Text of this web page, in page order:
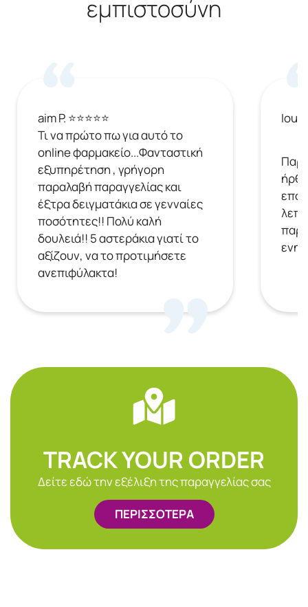
εμπιστοσύνη
aim P. ⭐⭐⭐⭐⭐
Τι να πρώτο πω για αυτό το
online φαρμακείο...Φανταστική
εξυπηρέτηση , γρήγορη
παραλαβή παραγγελίας και
έξτρα δειγματάκια σε γενναίες
ποσότητες!! Πολύ καλή
δουλειά!! 5 αστεράκια γιατί το
αξίζουν, να το προτιμήσετε
ανεπιφύλακτα!
Ioulia
TRACK YOUR ORDER
Δείτε εδώ την εξέλιξη της παραγγελίας σας
ΠΕΡΙΣΣΟΤΕΡΑ